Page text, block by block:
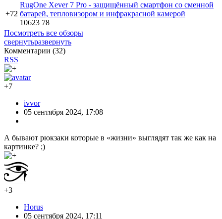
+72
RugOne Xever 7 Pro - защищённый смартфон со сменной
батарей, тепловизором и инфракрасной камерой
10623 78
Посмотреть все обзоры
свернутьразвернуть
Комментарии (32)
RSS
+7
ivvor
05 сентября 2024, 17:08
А бывают рюкзаки которые в «жизни» выглядят так же как на
картинке? ;)
+3
Horus
05 сентября 2024, 17:11